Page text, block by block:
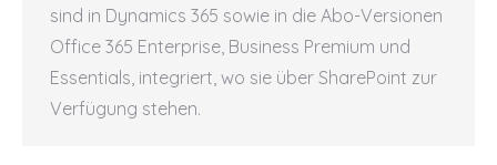
sind in Dynamics 365 sowie in die Abo-Versionen
Office 365 Enterprise, Business Premium und
Essentials, integriert, wo sie über SharePoint zur
Verfügung stehen.